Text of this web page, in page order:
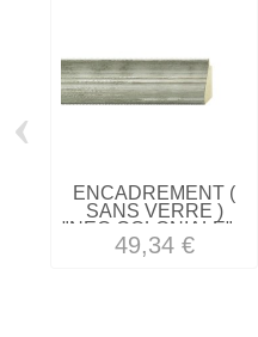
ENCADREMENT (
SANS VERRE )
"NEO COLONIALE"...
49,34 €
‹